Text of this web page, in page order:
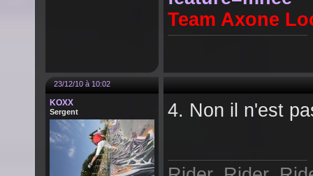
Team Axone
23/12/10 à 10:02
KOXX
Sergent 4. Non il n'est